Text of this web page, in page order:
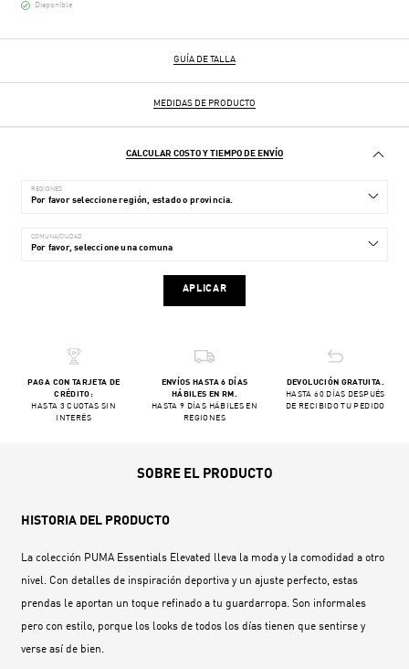
Disponible
GUÍA DE TALLA
MEDIDAS DE PRODUCTO
CALCULAR COSTO Y TIEMPO DE ENVÍO
REGIONES
COMUNA/CIUDAD
APLICAR
PAGA CON TARJETA DE
CRÉDITO:
HASTA 3 CUOTAS SIN
INTERÉS
ENVÍOS HASTA 6 DÍAS
HÁBILES EN RM.
HASTA 9 DÍAS HÁBILES EN
REGIONES
DEVOLUCIÓN GRATUITA.
HASTA 60 DÍAS DESPUÉS
DE RECIBIDO TU PEDIDO
SOBRE EL PRODUCTO
HISTORIA DEL PRODUCTO
La colección PUMA Essentials Elevated lleva la moda y la comodidad a otro
nivel. Con detalles de inspiración deportiva y un ajuste perfecto, estas
prendas le aportan un toque refinado a tu guardarropa. Son informales
pero con estilo, porque los looks de todos los días tienen que sentirse y
verse así de bien.